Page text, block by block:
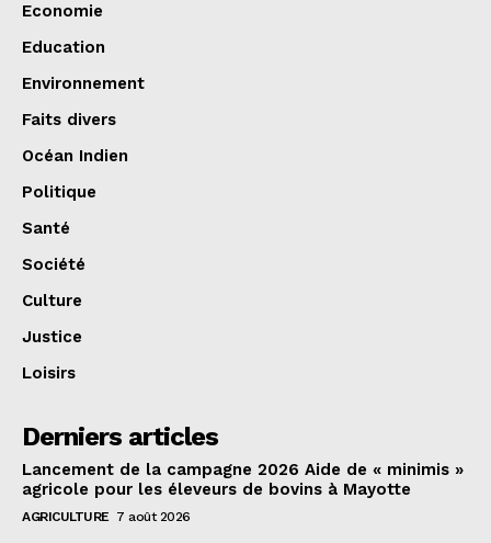
Economie
Education
Environnement
Faits divers
Océan Indien
Politique
Santé
Société
Culture
Justice
Loisirs
Derniers articles
Lancement de la campagne 2026 Aide de « minimis »
agricole pour les éleveurs de bovins à Mayotte
AGRICULTURE 7 août 2026